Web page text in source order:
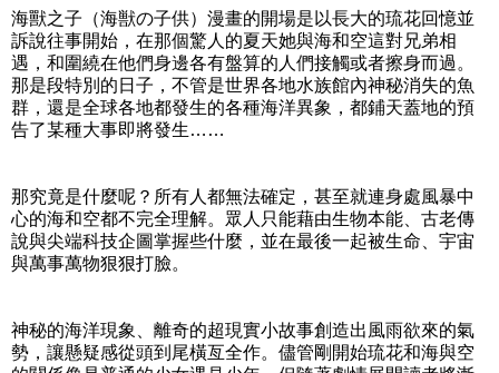
海獸之子（海獣の子供）漫畫的開場是以長大的琉花回憶並
訴說往事開始，在那個驚人的夏天她與海和空這對兄弟相
遇，和圍繞在他們身邊各有盤算的人們接觸或者擦身而過。
那是段特別的日子，不管是世界各地水族館內神秘消失的魚
群，還是全球各地都發生的各種海洋異象，都鋪天蓋地的預
告了某種大事即將發生……
那究竟是什麼呢？所有人都無法確定，甚至就連身處風暴中
心的海和空都不完全理解。眾人只能藉由生物本能、古老傳
說與尖端科技企圖掌握些什麼，並在最後一起被生命、宇宙
與萬事萬物狠狠打臉。
神秘的海洋現象、離奇的超現實小故事創造出風雨欲來的氣
勢，讓懸疑感從頭到尾橫亙全作。儘管剛開始琉花和海與空